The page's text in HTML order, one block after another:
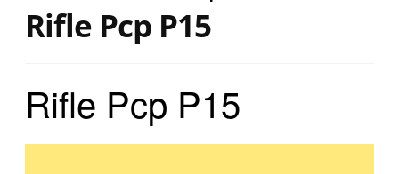
navegación
EQUIPAMIENTO ÉLITE
RIFLES DEPORTIVOS
Rifle Pcp P15
Rifle Pcp P15